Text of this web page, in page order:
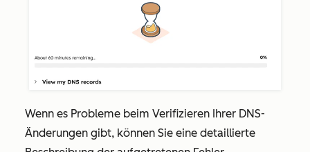
Wenn es Probleme beim Verifizieren Ihrer DNS-
Änderungen gibt, können Sie eine detaillierte